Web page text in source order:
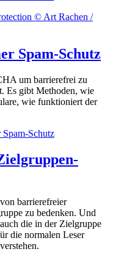
Spam-Schutz
um barrierefrei zu
Es gibt Methoden, wie
wie funktioniert der
Schutz
barrierefreier
zu bedenken. Und
die in der Zielgruppe
die normalen Leser